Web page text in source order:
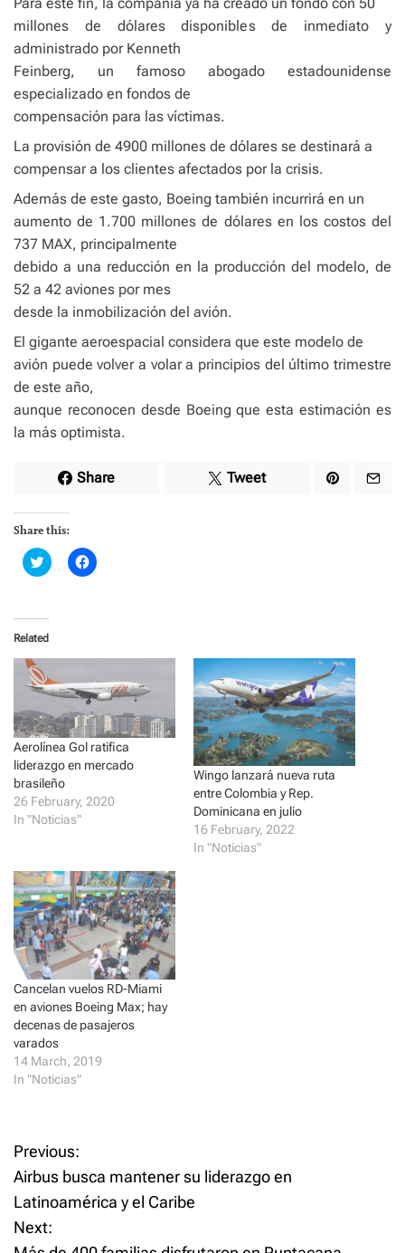
millones de dólares disponibles de inmediato y
administrado por Kenneth
Feinberg, un famoso abogado estadounidense
especializado en fondos de
compensación para las víctimas.
La provisión de 4900 millones de dólares se destinará a
compensar a los clientes afectados por la crisis.
Además de este gasto, Boeing también incurrirá en un
aumento de 1.700 millones de dólares en los costos del
737 MAX, principalmente
debido a una reducción en la producción del modelo, de
52 a 42 aviones por mes
desde la inmobilización del avión.
El gigante aeroespacial considera que este modelo de
avión puede volver a volar a principios del último trimestre
de este año,
aunque reconocen desde Boeing que esta estimación es
la más optimista.
Share Tweet
Share this:
C
l
t
o
s
r
e
o
n
T
w
i
t
t
e
r
(
O
i
n
n
e
w
w
i
n
d
o
w
)
C
l
e
o
n
F
a
c
e
b
o
k
s
i
n
n
e
w
w
i
n
d
o
w
)
Related
Aerolínea Gol ratifica
liderazgo en mercado
brasileño
26 February, 2020
In "Noticias"
Wingo lanzará nueva ruta
entre Colombia y Rep.
Dominicana en julio
16 February, 2022
In "Noticias"
Cancelan vuelos RD-Miami
en aviones Boeing Max; hay
decenas de pasajeros
varados
14 March, 2019
In "Noticias"
P
o
s
Previous:
Airbus busca mantener su liderazgo en
Latinoamérica y el Caribe
Next: